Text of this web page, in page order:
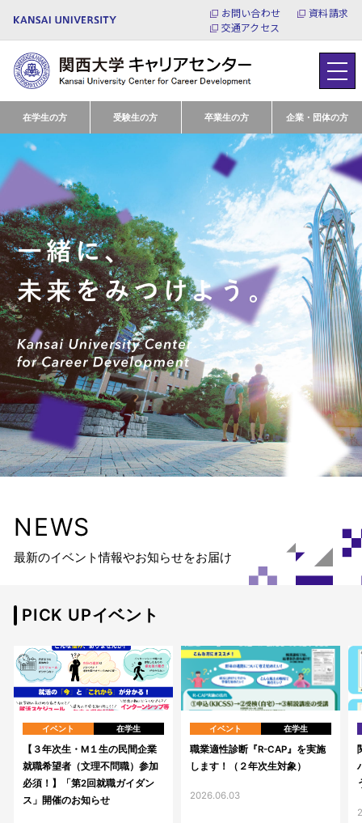
お問い合わせ
資料請求
交通アクセス
在学生の方 受験生の方 卒業生の方 企業・団体の方
NEWS
最新のイベント情報やお知らせをお届け
PICK UPイベント
イベント 在学生
【３年次生・M１生の民間企業
就職希望者（文理不問職）参加
必須！】「第2回就職ガイダン
ス」開催のお知らせ
イベント 在学生
職業適性診断『R-CAP』を実施
します！（２年次生対象）
2026.06.03